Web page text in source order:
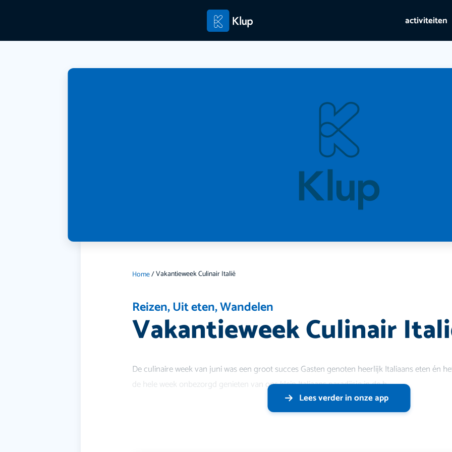
activiteiten
Home/Vakantieweek Culinair Italië
Reizen,Uit eten,Wandelen
Vakantieweek Culinair
De culinaire week van juni was een groot succes Gasten genoten heerlijk Italiaans eten én
de hele week onbezorgd genieten van ons klein Italiaans paradijsje in de b
Lees verder in onze app